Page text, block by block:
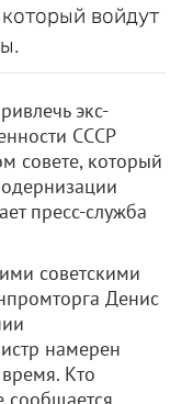
войдут
экс-
СССР
совете, который
пресс-служба
советскими
Денис
намерен
Кто